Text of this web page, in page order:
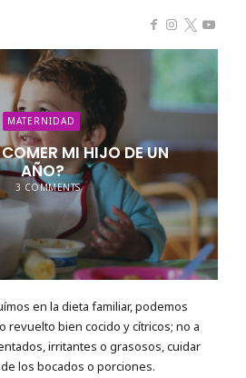
MATERNIDAD
COMER MI HIJO DE UN
AÑO?
3 COMMENTS
en la dieta familiar, podemos
revuelto bien cocido y cítricos; no a
irritantes o grasosos, cuidar
los bocados o porciones.